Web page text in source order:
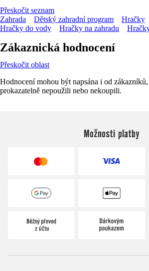
Přeskočit seznam
Zahrada
Dětský zahradní program Hračky
Hračky do vody
Hračky na zahradu
Zákaznická hodnocení
Přeskočit oblast
Hodnocení mohou být napsána i od
prokazatelně nepoužili nebo nekoupili.
Možnosti platby